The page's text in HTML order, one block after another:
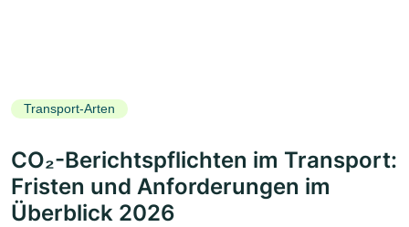
Transport-Arten
CO₂-Berichtspflichten im Transport:
Fristen und Anforderungen im
Überblick 2026